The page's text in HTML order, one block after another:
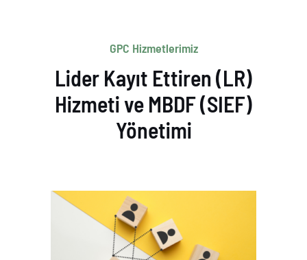
GPC Hizmetlerimiz
Lider Kayıt Ettiren (LR)
Hizmeti ve MBDF (SIEF)
Yönetimi